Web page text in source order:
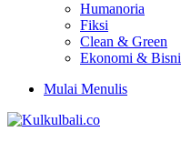
Humanoria
Fiksi
Clean & Green
Ekonomi &
Mulai Menulis